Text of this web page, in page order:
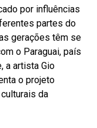
por influências
partes do
gerações têm se
o Paraguai, país
a artista Gio
o projeto
da